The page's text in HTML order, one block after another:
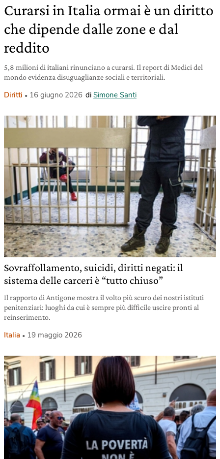
Curarsi in Italia ormai è un diritto
che dipende dalle zone e dal
reddito
5,8 milioni di italiani rinunciano a curarsi. Il report di Medici del
mondo evidenza disuguaglianze sociali e territoriali.
Diritti 16 giugno 2026 di Simone Santi
Sovraffollamento, suicidi, diritti negati: il
sistema delle carceri è “tutto chiuso”
Il rapporto di Antigone mostra il volto più scuro dei nostri istituti
penitenziari: luoghi da cui è sempre più difficile uscire pronti al
reinserimento.
Italia 19 maggio 2026